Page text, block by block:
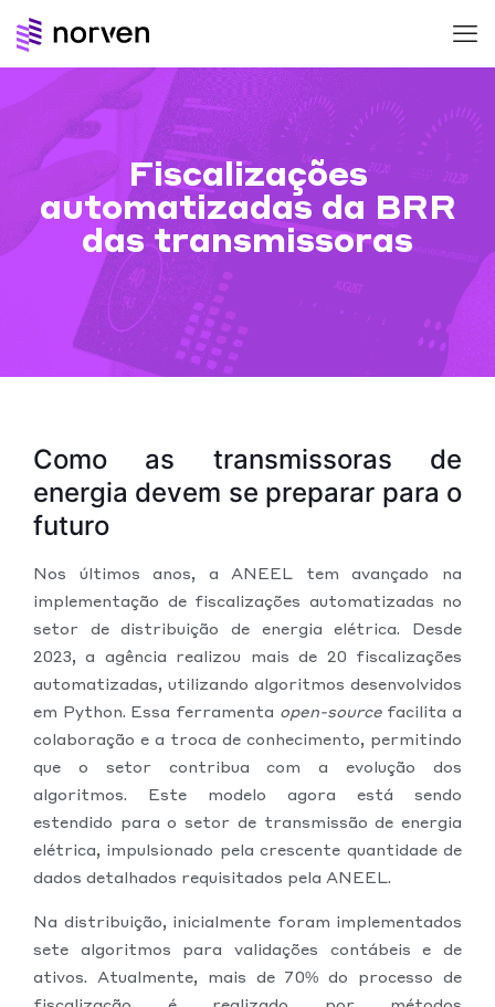
Fiscalizações
automatizadas da BRR
das transmissoras
Como as transmissoras de
energia devem se preparar para o
futuro
Nos últimos anos, a ANEEL tem avançado na
implementação de fiscalizações automatizadas no
setor de distribuição de energia elétrica. Desde
2023, a agência realizou mais de 20 fiscalizações
automatizadas, utilizando algoritmos desenvolvidos
em Python. Essa ferramenta open-sourcefacilita a
colaboração e a troca de conhecimento, permitindo
que o setor contribua com a evolução dos
algoritmos. Este modelo agora está sendo
estendido para o setor de transmissão de energia
elétrica, impulsionado pela crescente quantidade de
dados detalhados requisitados pela ANEEL.
Na distribuição, inicialmente foram implementados
sete algoritmos para validações contábeis e de
ativos. Atualmente, mais de 70% do processo de